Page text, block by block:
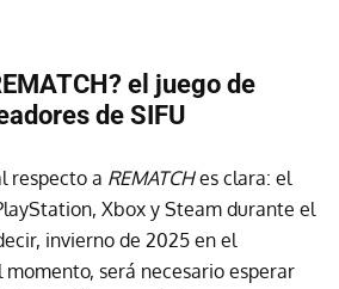
el juego de
de SIFU
respecto a REMATCHes clara: el
Xbox y Steam durante el
invierno de 2025 en el
momento, será necesario esperar